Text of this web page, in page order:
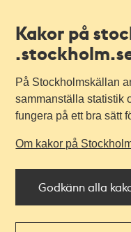
Kakor på
På Stockholmskällan
sammanställa statistik
fungera på ett bra sätt
Om kakor på
Godkänn alla